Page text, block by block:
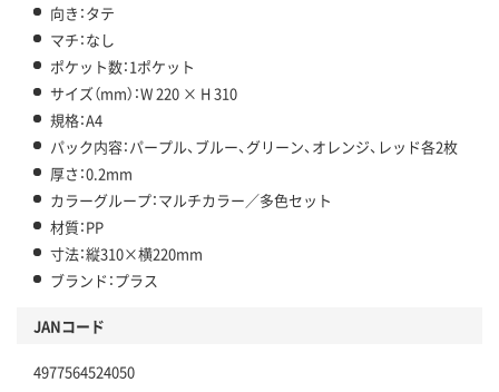
向き：タテ
マチ：なし
ポケット数：1ポケット
サイズ（mm）：W 220 × H 310
規格：A4
パック内容：パープル、ブルー、グリーン、オレンジ、レッド各2枚
厚さ：0.2mm
カラーグループ：マルチカラー／多色セット
材質：PP
寸法：縦310×横220mm
ブランド：プラス
JANコード
4977564524050